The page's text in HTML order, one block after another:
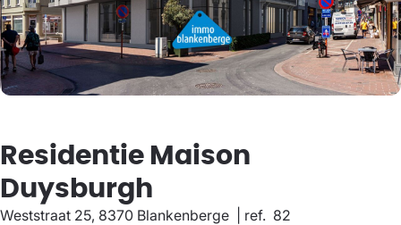
Residentie Maison
Duysburgh
Weststraat 25, 8370 Blankenberge ref. 82